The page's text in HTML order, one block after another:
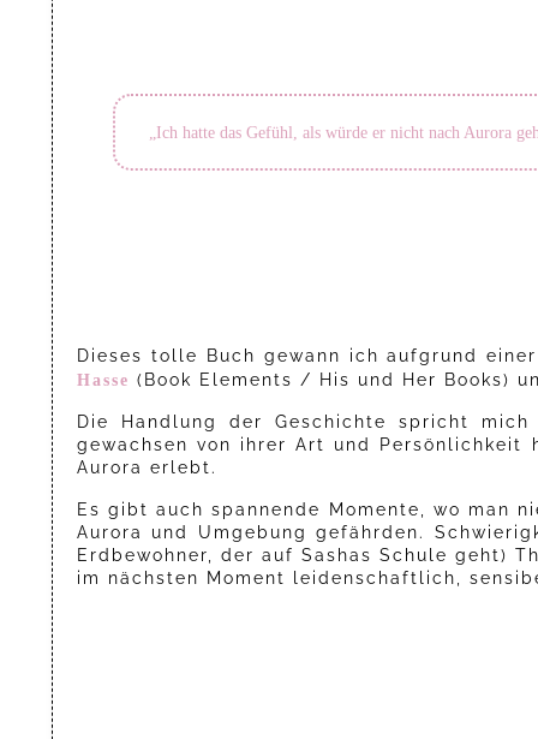
„Ich hatte das Gefühl, als würde er nicht nach Aurora
Dieses tolle Buch gewann ich aufgrund
Hasse (Book Elements / His und Her Books)
Die Handlung der Geschichte spricht
gewachsen von ihrer Art und
Aurora erlebt.
Es gibt auch spannende Momente, wo man
Aurora und Umgebung gefährden.
Erdbewohner, der auf Sashas Schule geht)
im nächsten Moment leidenschaftlich,